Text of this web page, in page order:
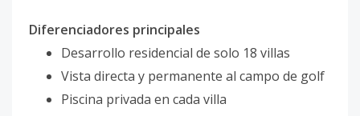
Diferenciadores principales
Desarrollo residencial de solo 18 villas
Vista directa y permanente al campo de golf
Piscina privada en cada villa